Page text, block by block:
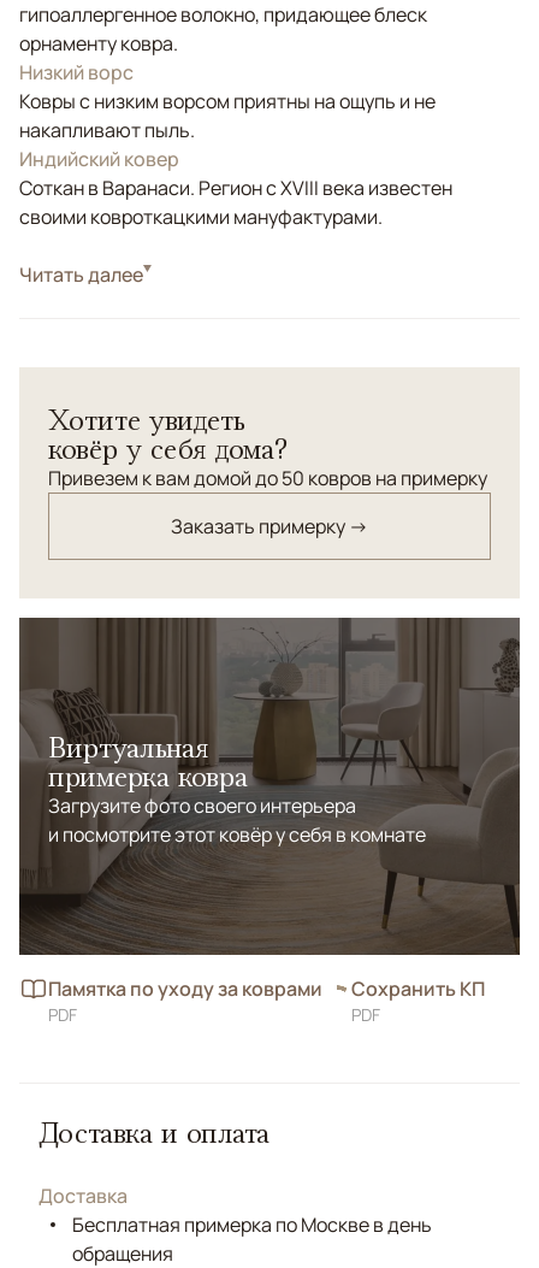
гипоаллергенное волокно, придающее блеск
орнаменту ковра.
Низкий ворс
Ковры с низким ворсом приятны на ощупь и не
накапливают пыль.
Индийский ковер
Соткан в Варанаси. Регион с XVIII века известен
своими ковроткацкими мануфактурами.
СтильСовременные
Читать далее
Хотите увидеть
ковёр у себя дома?
Привезем к вам домой до 50 ковров на примерку
Заказать примерку →
Виртуальная
примерка ковра
Загрузите фото своего интерьера
и посмотрите этот ковёр у себя в комнате
Памятка по уходу за коврами
PDF
Сохранить КП
PDF
Доставка и оплата
Доставка
Бесплатная примерка по Москве в день
обращения